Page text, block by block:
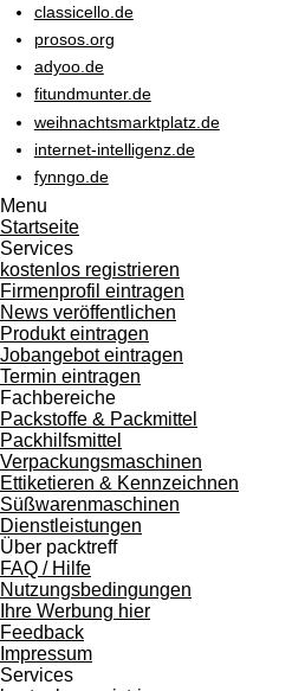
classicello.de
prosos.org
adyoo.de
fitundmunter.de
weihnachtsmarktplatz.de
internet-intelligenz.de
fynngo.de
Menu
Startseite
Services
kostenlos registrieren
Firmenprofil eintragen
News veröffentlichen
Produkt eintragen
Jobangebot eintragen
Termin eintragen
Fachbereiche
Packstoffe & Packmittel
Packhilfsmittel
Verpackungsmaschinen
Ettiketieren & Kennzeichnen
Süßwarenmaschinen
Dienstleistungen
Über packtreff
FAQ / Hilfe
Nutzungsbedingungen
Ihre Werbung hier
Feedback
Impressum
Services